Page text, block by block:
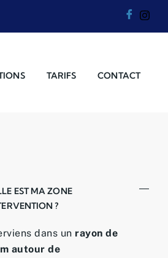
TARIFS CONTACT
EST MA ZONE
?
dans un rayon de
autour de